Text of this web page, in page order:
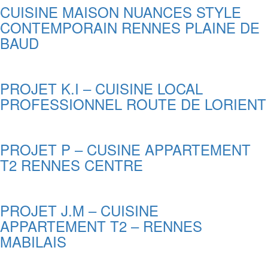
CUISINE MAISON NUANCES STYLE
CONTEMPORAIN RENNES PLAINE DE
BAUD
PROJET K.I – CUISINE LOCAL
PROFESSIONNEL ROUTE DE LORIENT
PROJET P – CUSINE APPARTEMENT
T2 RENNES CENTRE
PROJET J.M – CUISINE
APPARTEMENT T2 – RENNES
MABILAIS